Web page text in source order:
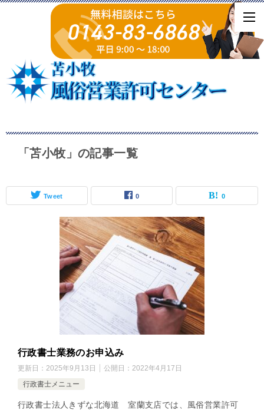
「苫小牧」の記事一覧
Tweet 0 0
行政書士業務のお申込み
更新日： 2025年9月13日 公開日： 2022年4月17日
行政書士メニュー
行政書士法人きずな北海道 室蘭支店では、風俗営業許可